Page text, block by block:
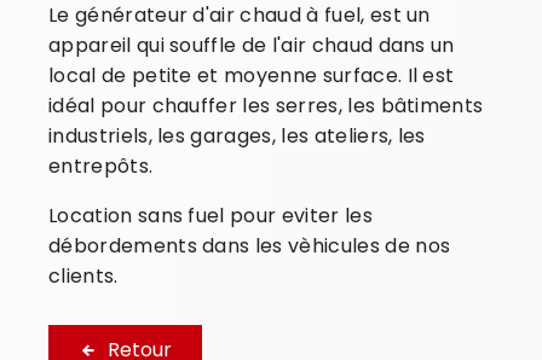
Le générateur d'air chaud à fuel, est un
appareil qui souffle de l'air chaud dans un
local de petite et moyenne surface. Il est
idéal pour chauffer les serres, les bâtiments
industriels, les garages, les ateliers, les
entrepôts.
Location sans fuel pour eviter les
débordements dans les vèhicules de nos
clients.
Retour